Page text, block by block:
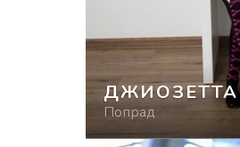
ДЖИОЗЕТТА
Попрад